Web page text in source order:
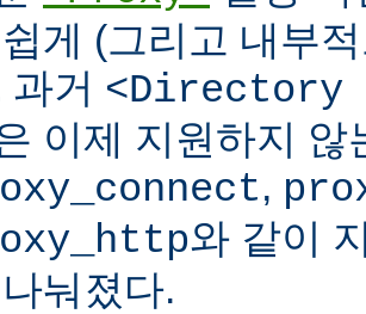
게 (그리고 내부
과거
이제 지원하지 않
,
와 같이
눠졌다.